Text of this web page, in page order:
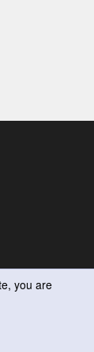
you are